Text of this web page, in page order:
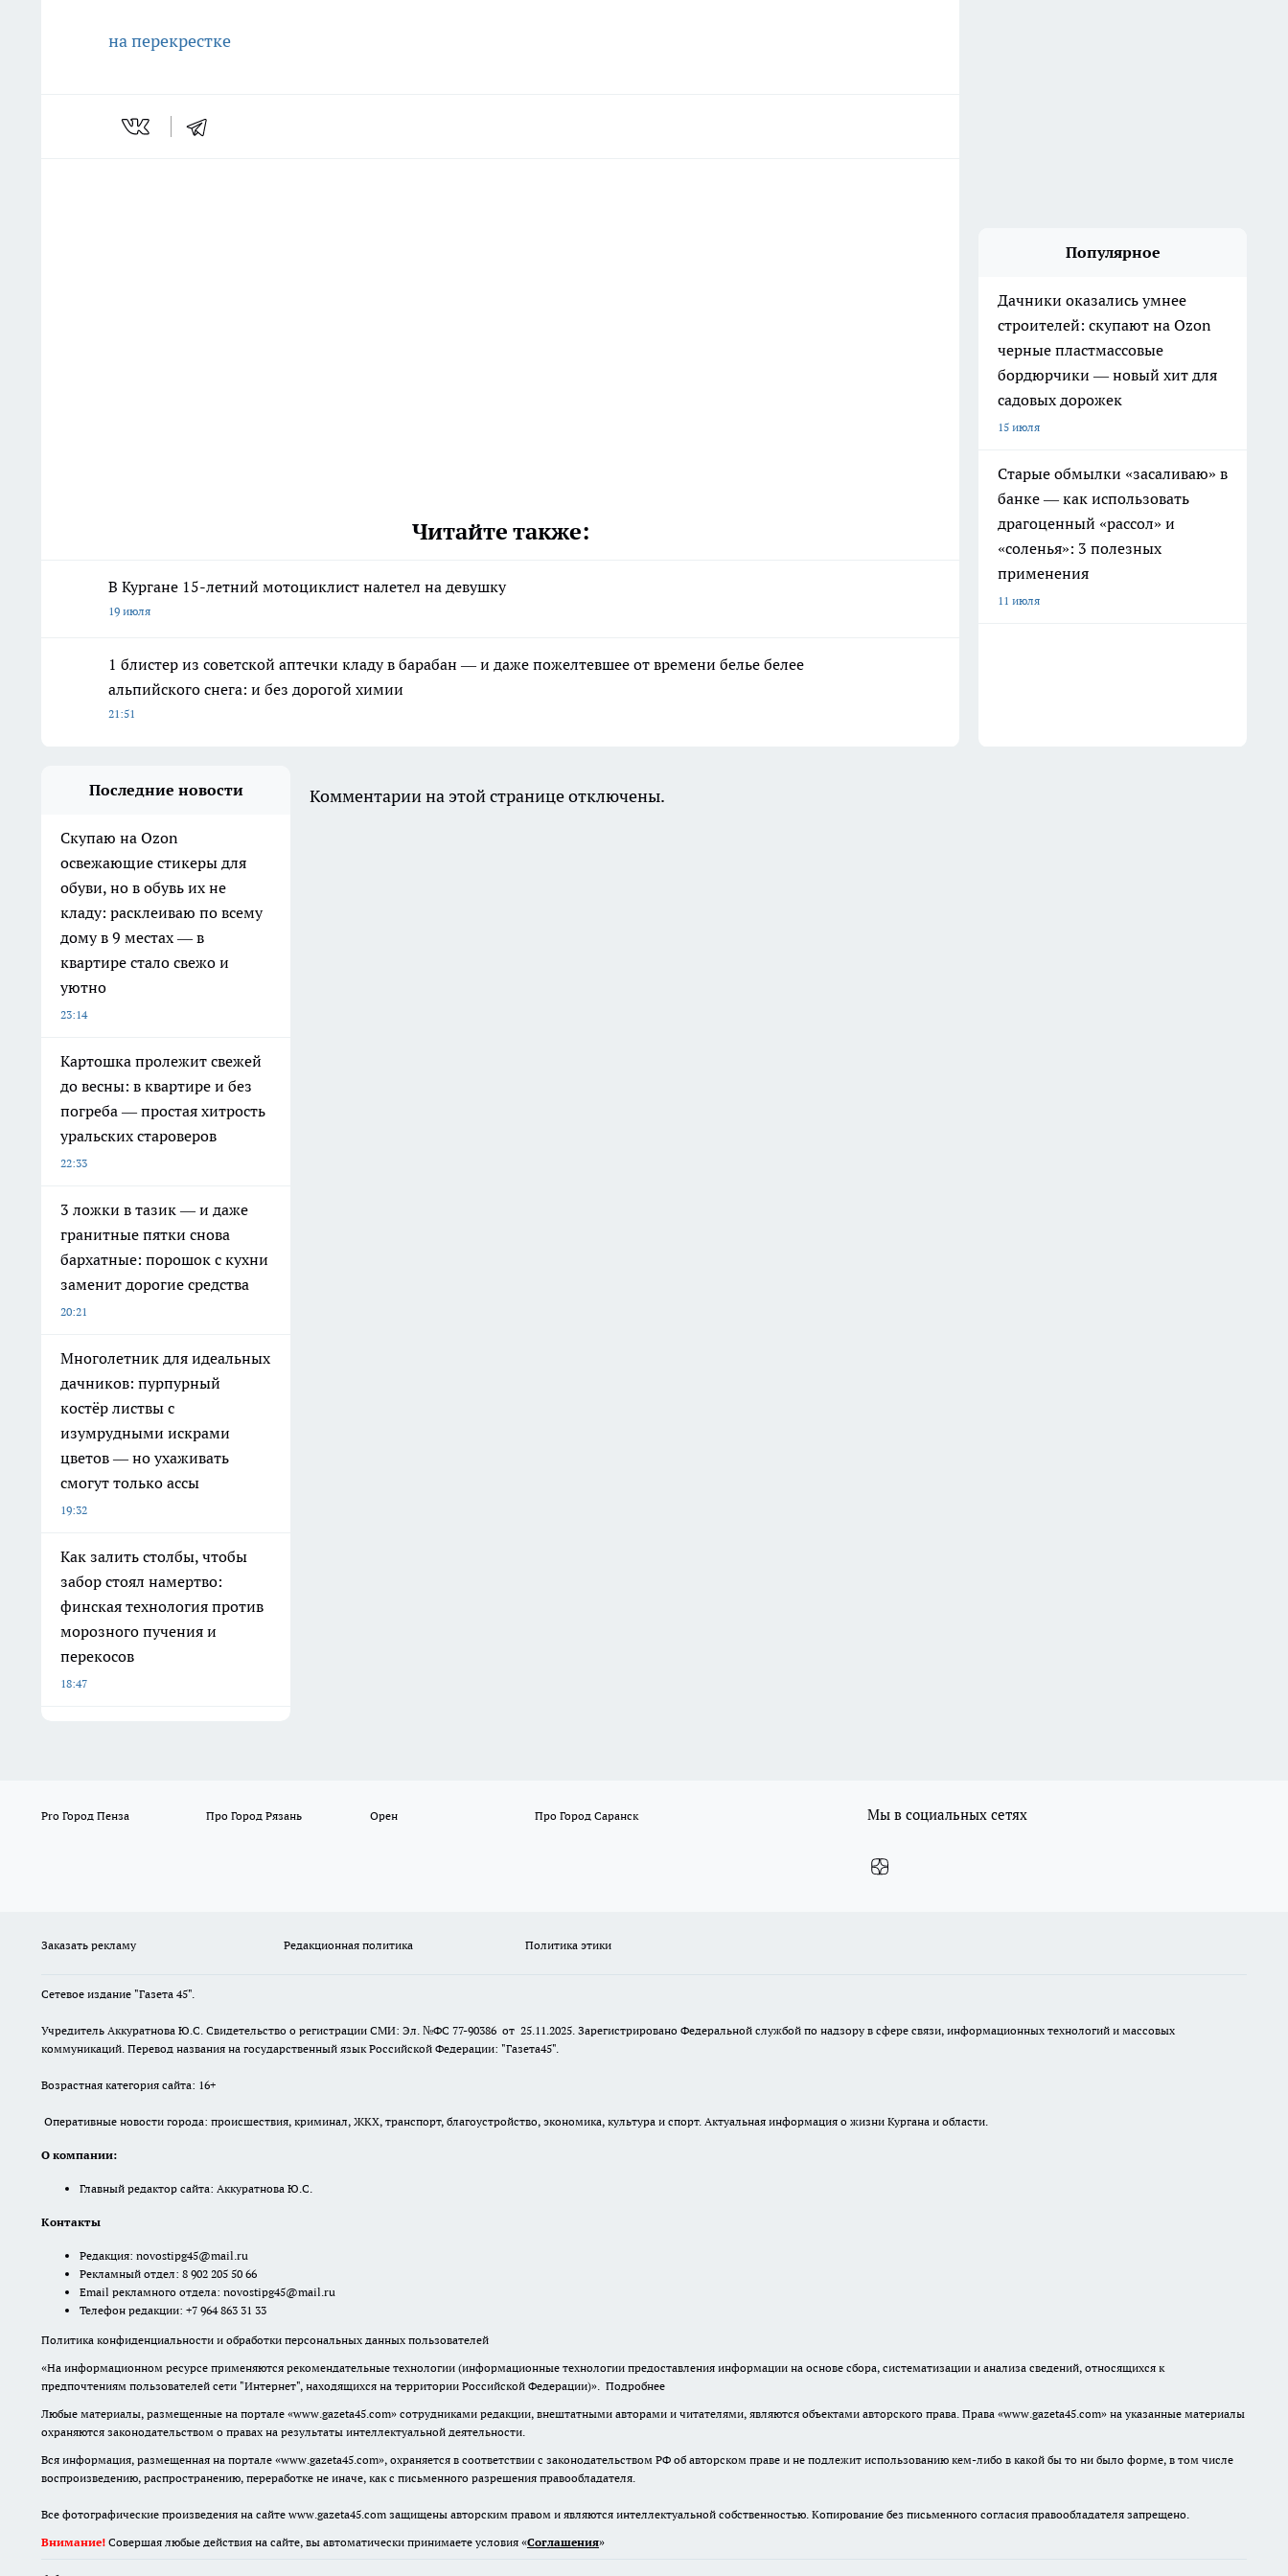
на перекрестке
Читайте также:
В Кургане 15-летний мотоциклист налетел на девушку
19 июля
1 блистер из советской аптечки кладу в барабан — и даже пожелтевшее от времени белье белее
альпийского снега: и без дорогой химии
21:51
Популярное
Дачники оказались умнее
строителей: скупают на Ozon
черные пластмассовые
бордюрчики — новый хит для
садовых дорожек
15 июля
Старые обмылки «засаливаю» в
банке — как использовать
драгоценный «рассол» и
«соленья»: 3 полезных
применения
11 июля
Последние новости
Скупаю на Ozon
освежающие стикеры для
обуви, но в обувь их не
кладу: расклеиваю по всему
дому в 9 местах — в
квартире стало свежо и
уютно
23:14
Картошка пролежит свежей
до весны: в квартире и без
погреба — простая хитрость
уральских староверов
22:33
3 ложки в тазик — и даже
гранитные пятки снова
бархатные: порошок с кухни
заменит дорогие средства
20:21
Многолетник для идеальных
дачников: пурпурный
костёр листвы с
изумрудными искрами
цветов — но ухаживать
смогут только ассы
19:32
Как залить столбы, чтобы
забор стоял намертво:
финская технология против
морозного пучения и
перекосов
18:47
Комментарии на этой странице отключены.
Pro Город Пенза Про Город Рязань Орен Про Город Саранск Мы в социальных сетях
Заказать рекламу Редакционная политика Политика этики
Сетевое издание "Газета 45".
Учредитель Аккуратнова Ю.С. Свидетельство о регистрации СМИ: Эл. №ФС 77-90386 от 25.11.2025. Зарегистрировано Федеральной службой по надзору в сфере связи, информационных технологий и массовых
коммуникаций. Перевод названия на государственный язык Российской Федерации: "Газета45".
Возрастная категория сайта: 16+
Оперативные новости города: происшествия, криминал, ЖКХ, транспорт, благоустройство, экономика, культура и спорт. Актуальная информация о жизни Кургана и области.
О компании:
Главный редактор сайта: Аккуратнова Ю.С.
Контакты
Редакция: novostipg45@mail.ru
Рекламный отдел: 8 902 205 50 66
Email рекламного отдела: novostipg45@mail.ru
Телефон редакции: +7 964 863 31 33
Политика конфиденциальности и обработки персональных данных пользователей
«На информационном ресурсе применяются рекомендательные технологии (информационные технологии предоставления информации на основе сбора, систематизации и анализа сведений, относящихся к
предпочтениям пользователей сети "Интернет", находящихся на территории Российской Федерации)». Подробнее
Любые материалы, размещенные на портале «www.gazeta45.com» сотрудниками редакции, внештатными авторами и читателями, являются объектами авторского права. Права «www.gazeta45.com» на указанные материалы
охраняются законодательством о правах на результаты интеллектуальной деятельности.
Вся информация, размещенная на портале «www.gazeta45.com», охраняется в соответствии с законодательством РФ об авторском праве и не подлежит использованию кем-либо в какой бы то ни было форме, в том числе
воспроизведению, распространению, переработке не иначе, как с письменного разрешения правообладателя.
Все фотографические произведения на сайте www.gazeta45.com защищены авторским правом и являются интеллектуальной собственностью. Копирование без письменного согласия правообладателя запрещено.
Внимание! Совершая любые действия на сайте, вы автоматически принимаете условия «Cоглашения»